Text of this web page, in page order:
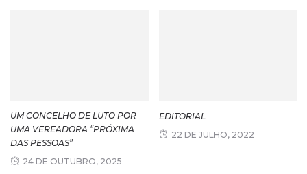
UM CONCELHO DE LUTO POR
UMA VEREADORA “PRÓXIMA
DAS PESSOAS”
24 DE OUTUBRO, 2025
EDITORIAL
22 DE JULHO, 2022